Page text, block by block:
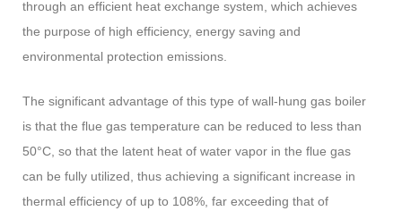
through an efficient heat exchange system, which achieves
the purpose of high efficiency, energy saving and
environmental protection emissions.
The significant advantage of this type of wall-hung gas boiler
is that the flue gas temperature can be reduced to less than
50°C, so that the latent heat of water vapor in the flue gas
can be fully utilized, thus achieving a significant increase in
thermal efficiency of up to 108%, far exceeding that of